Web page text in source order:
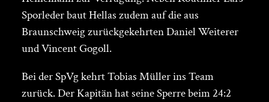
Sporleder baut Hellas zudem auf die aus
Braunschweig zurückgekehrten Daniel Weiterer
und Vincent Gogoll.
Bei der SpVg kehrt Tobias Müller ins Team
zurück. Der Kapitän hat seine Sperre beim 24:2